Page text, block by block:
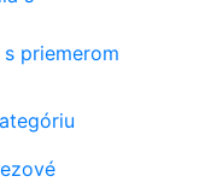
priemerom